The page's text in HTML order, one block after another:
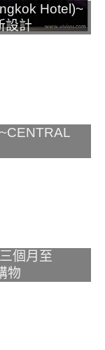
Hotel)~
設計
個月至
物